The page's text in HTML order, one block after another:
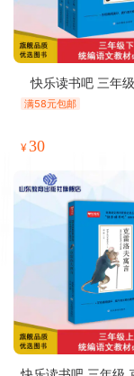
快乐读书吧 三年级
满58元包邮
¥30